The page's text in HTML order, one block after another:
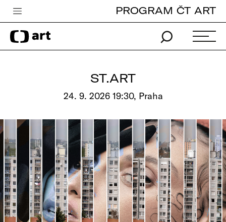
Česká televize
Zpravodajství
Pro děti
edu
Vše o ČT
PROGRAM ČT ART
ST.ART
24. 9. 2026 19:30, Praha